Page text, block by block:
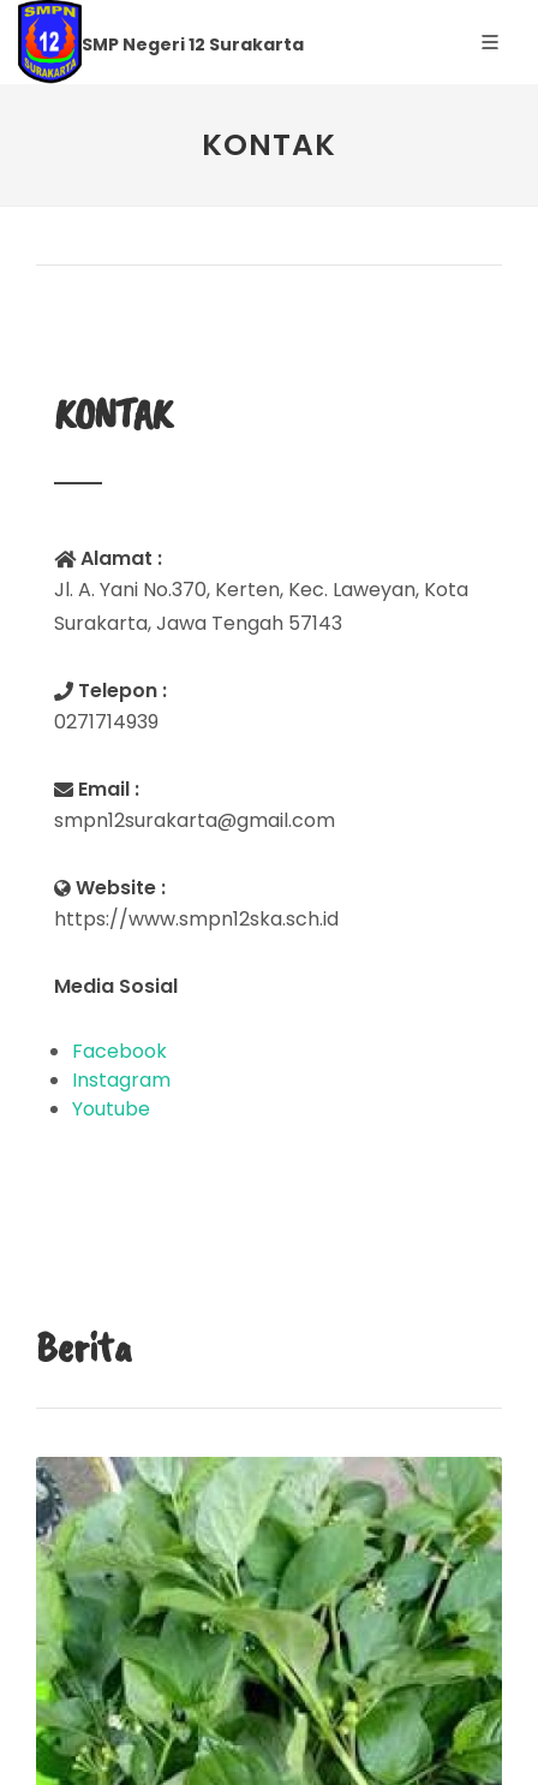
SMP Negeri 12 Surakarta
KONTAK
KONTAK
Alamat :
Jl. A. Yani No.370, Kerten, Kec. Laweyan, Kota
Surakarta, Jawa Tengah 57143
Telepon :
0271714939
Email :
smpn12surakarta@gmail.com
Website :
https://www.smpn12ska.sch.id
Media Sosial
Facebook
Instagram
Youtube
Berita